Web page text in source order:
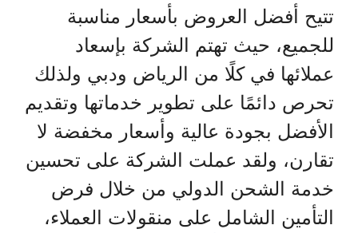
تتيح أفضل العروض بأسعار مناسبة
للجميع، حيث تهتم الشركة بإسعاد
عملائها في كلًا من الرياض ودبي ولذلك
تحرص دائمًا على تطوير خدماتها وتقديم
الأفضل بجودة عالية وأسعار مخفضة لا
تقارن، ولقد عملت الشركة على تحسين
خدمة الشحن الدولي من خلال فرض
التأمين الشامل على منقولات العملاء،